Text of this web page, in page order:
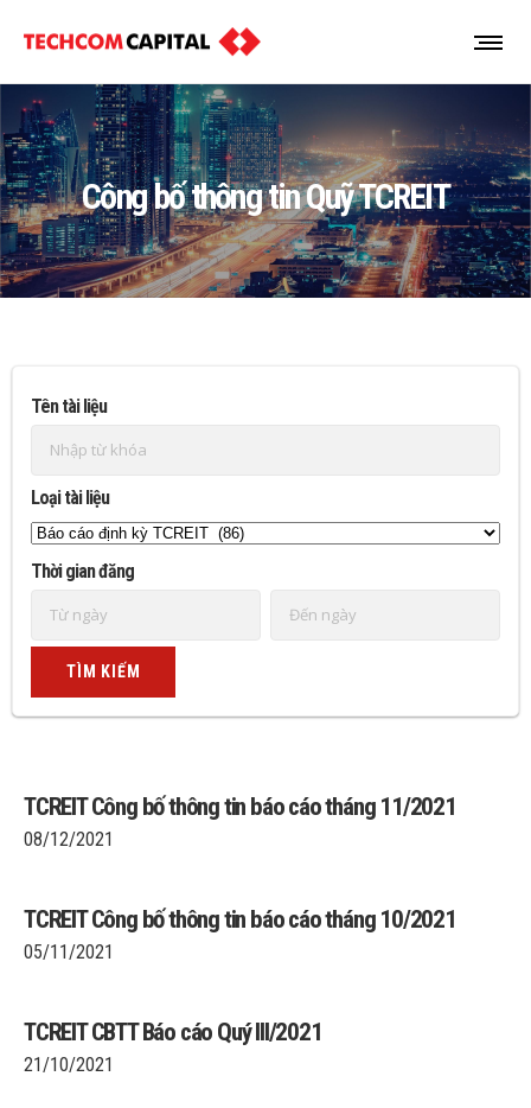
Công bố thông tin Quỹ TCREIT
Tên tài liệu
Loại tài liệu
Thời gian đăng
TCREIT Công bố thông tin báo cáo tháng 11/2021
08/12/2021
TCREIT Công bố thông tin báo cáo tháng 10/2021
05/11/2021
TCREIT CBTT Báo cáo Quý III/2021
21/10/2021